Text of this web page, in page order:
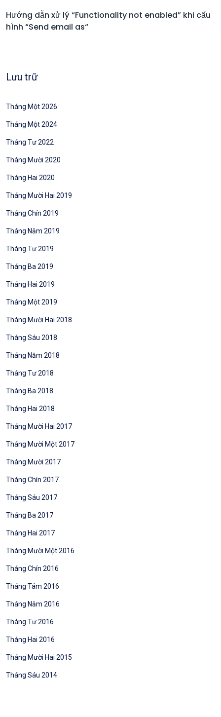
Hướng dẫn xử lý “Functionality not enabled” khi cấu
hình “Send email as“
Lưu trữ
Tháng Một 2026
Tháng Một 2024
Tháng Tư 2022
Tháng Mười 2020
Tháng Hai 2020
Tháng Mười Hai 2019
Tháng Chín 2019
Tháng Năm 2019
Tháng Tư 2019
Tháng Ba 2019
Tháng Hai 2019
Tháng Một 2019
Tháng Mười Hai 2018
Tháng Sáu 2018
Tháng Năm 2018
Tháng Tư 2018
Tháng Ba 2018
Tháng Hai 2018
Tháng Mười Hai 2017
Tháng Mười Một 2017
Tháng Mười 2017
Tháng Chín 2017
Tháng Sáu 2017
Tháng Ba 2017
Tháng Hai 2017
Tháng Mười Một 2016
Tháng Chín 2016
Tháng Tám 2016
Tháng Năm 2016
Tháng Tư 2016
Tháng Hai 2016
Tháng Mười Hai 2015
Tháng Sáu 2014